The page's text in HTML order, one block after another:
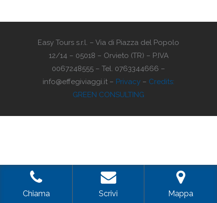
Easy Tours s.r.l. – Via di Piazza del Popolo
12/14 – 05018 – Orvieto (TR) – P.IVA
0067248555 – Tel. 0763344666 –
info@effegiviaggi.it – Privacy – Credits:
GREEN CONSULTING
Chiama Scrivi Mappa